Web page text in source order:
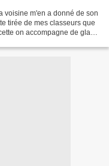
voisine m'en a donné de son
tirée de mes classeurs que
on accompagne de glace